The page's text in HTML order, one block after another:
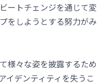
ートチェンジを通じて変
をしようとする努力がみ
様々な姿を披露するため
イデンティティを失うこ